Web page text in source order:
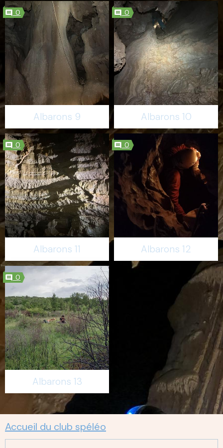
0
Albarons 9
0
Albarons 10
0
Albarons 11
0
Albarons 12
0
Albarons 13
Accueil du club spéléo